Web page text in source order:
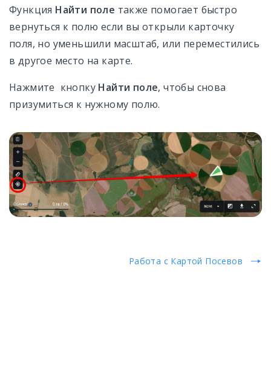
Функция Найти поле также помогает быстро
вернуться к полю если вы открыли карточку
поля, но уменьшили масштаб, или переместились
в другое место на карте.
Нажмите кнопку Найти поле, чтобы снова
призумиться к нужному полю.
Работа с Картой Посевов